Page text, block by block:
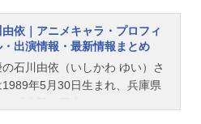
依｜アニメキャラ・プロフィ
・出演情報・最新情報まとめ
石川由依（いしかわ ゆい）さ
1989年5月30日生まれ、兵庫県